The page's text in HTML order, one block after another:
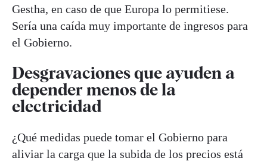
Gestha, en caso de que Europa lo permitiese.
Sería una caída muy importante de ingresos para
el Gobierno.
Desgravaciones que ayuden a
depender menos de la
electricidad
¿Qué medidas puede tomar el Gobierno para
aliviar la carga que la subida de los precios está